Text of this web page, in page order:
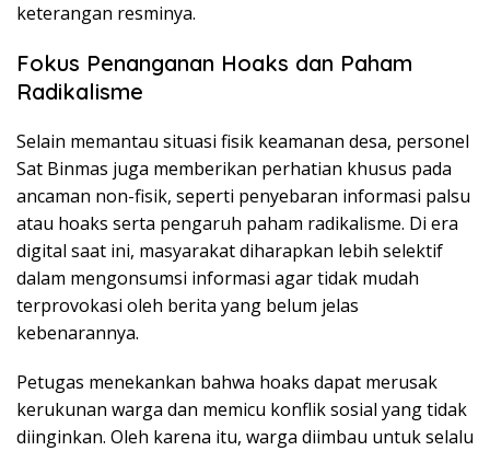
keterangan resminya.
Fokus Penanganan Hoaks dan Paham
Radikalisme
Selain memantau situasi fisik keamanan desa, personel
Sat Binmas juga memberikan perhatian khusus pada
ancaman non-fisik, seperti penyebaran informasi palsu
atau hoaks serta pengaruh paham radikalisme. Di era
digital saat ini, masyarakat diharapkan lebih selektif
dalam mengonsumsi informasi agar tidak mudah
terprovokasi oleh berita yang belum jelas
kebenarannya.
Petugas menekankan bahwa hoaks dapat merusak
kerukunan warga dan memicu konflik sosial yang tidak
diinginkan. Oleh karena itu, warga diimbau untuk selalu